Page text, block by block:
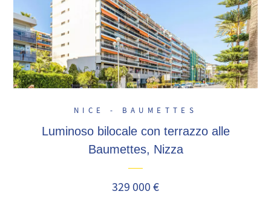
NICE - BAUMETTES
Luminoso bilocale con terrazzo alle
Baumettes, Nizza
329 000 €